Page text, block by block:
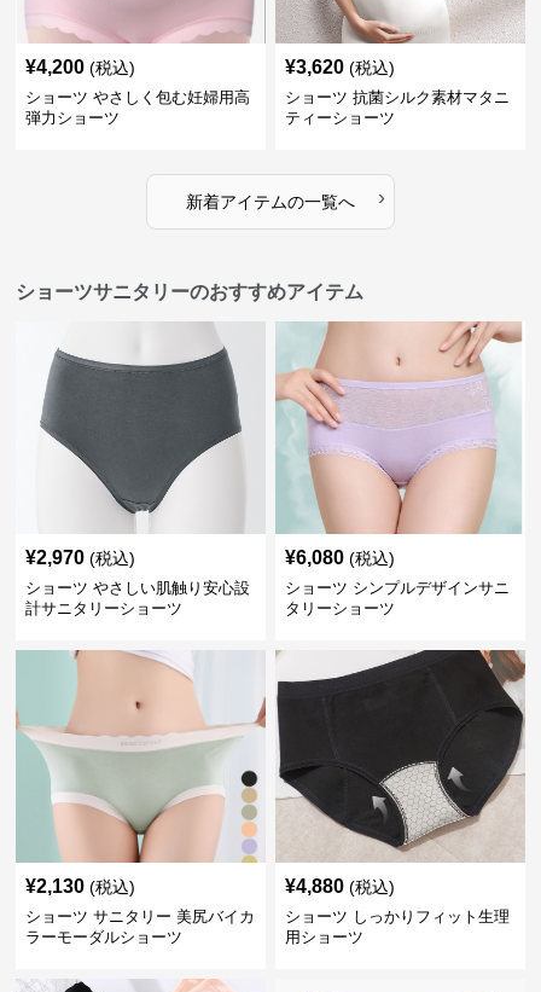
¥4,200 (税込)
ショーツ やさしく包む妊婦用高
弾力ショーツ
¥3,620 (税込)
ショーツ 抗菌シルク素材マタニ
ティーショーツ
新着アイテムの一覧へ ›
ショーツサニタリーのおすすめアイテム
¥2,970 (税込)
ショーツ やさしい肌触り安心設
計サニタリーショーツ
¥6,080 (税込)
ショーツ シンプルデザインサニ
タリーショーツ
¥2,130 (税込)
ショーツ サニタリー 美尻バイカ
ラーモーダルショーツ
¥4,880 (税込)
ショーツ しっかりフィット生理
用ショーツ